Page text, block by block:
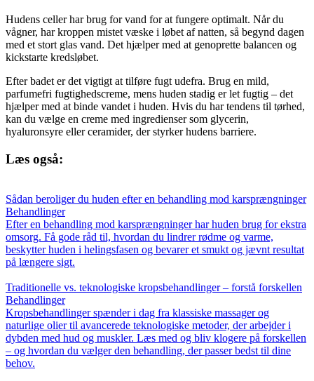
Hudens celler har brug for vand for at fungere optimalt. Når du
vågner, har kroppen mistet væske i løbet af natten, så begynd dagen
med et stort glas vand. Det hjælper med at genoprette balancen og
kickstarte kredsløbet.
Efter badet er det vigtigt at tilføre fugt udefra. Brug en mild,
parfumefri fugtighedscreme, mens huden stadig er let fugtig – det
hjælper med at binde vandet i huden. Hvis du har tendens til tørhed,
kan du vælge en creme med ingredienser som glycerin,
hyaluronsyre eller ceramider, der styrker hudens barriere.
Læs også:
Sådan beroliger du huden efter en behandling mod karsprængninger
Behandlinger
Efter en behandling mod karsprængninger har huden brug for ekstra
omsorg. Få gode råd til, hvordan du lindrer rødme og varme,
beskytter huden i helingsfasen og bevarer et smukt og jævnt resultat
på længere sigt.
Traditionelle vs. teknologiske kropsbehandlinger – forstå forskellen
Behandlinger
Kropsbehandlinger spænder i dag fra klassiske massager og
naturlige olier til avancerede teknologiske metoder, der arbejder i
dybden med hud og muskler. Læs med og bliv klogere på forskellen
– og hvordan du vælger den behandling, der passer bedst til dine
behov.